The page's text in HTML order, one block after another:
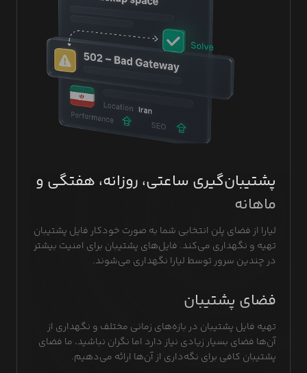
پشتیبان‌گیری ساعتی، روزانه، هفتگی و
ماهانه
لیارا از فضای پلن انتخابی شما به صورت خودکار فایل پشتیبان
تهیه و نگهداری می‌کند. فایل‌های پشتیبان برای امنیت بیشتر
در چندین سرور توسط لیارا نگهداری می‌شوند.
فضای پشتیبان
تهیه فایل پشتیبان در بازه‌های زمانی مختلف و نگهداری از
آن‌ها فضای بسیار زیادی نیاز دارد اما نگران نباشید، ما فضای
پشتیبان کافی برای نگه‌داری از آن‌ها ارائه می‌دهیم.